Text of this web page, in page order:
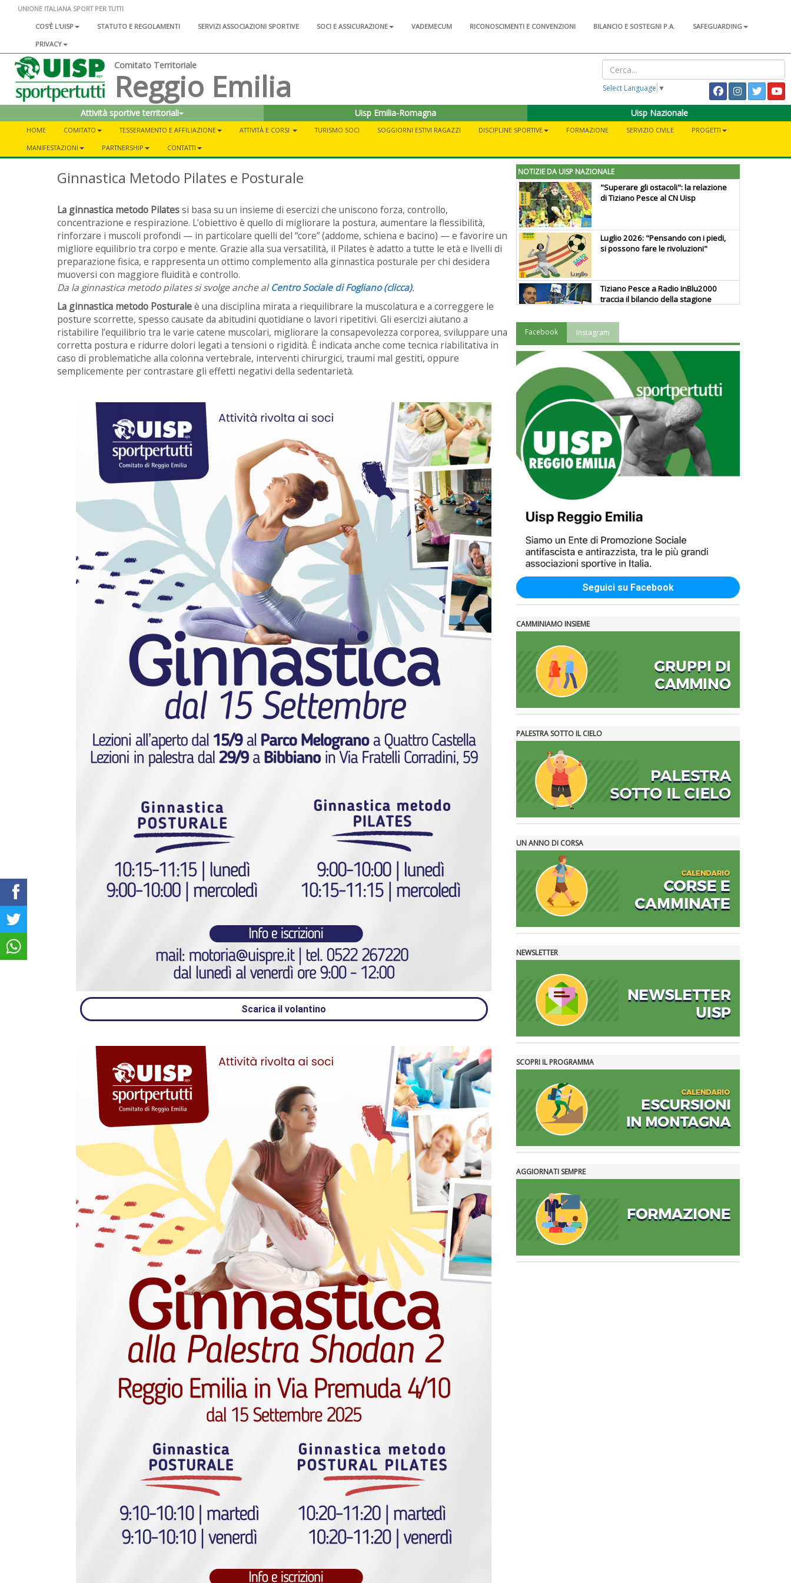
UNIONE ITALIANA SPORT PER TUTTI
COS'È L'UISP
STATUTO E REGOLAMENTI SERVIZI ASSOCIAZIONI SPORTIVE SOCI E ASSICURAZIONE VADEMECUM RICONOSCIMENTI E CONVENZIONI BILANCIO E SOSTEGNI P.A.
SAFEGUARDING
PRIVACY
Comitato Territoriale
Reggio Emilia Select Language ▼
Attività sportive territoriali Uisp Emilia-Romagna Uisp Nazionale
HOME COMITATO TESSERAMENTO E AFFILIAZIONE ATTIVITÀ E CORSI TURISMO SOCI SOGGIORNI ESTIVI RAGAZZI DISCIPLINE SPORTIVE FORMAZIONE SERVIZIO CIVILE
PROGETTI
MANIFESTAZIONI
PARTNERSHIP CONTATTI
Ginnastica Metodo Pilates e Posturale
La ginnastica metodo Pilatessi basa su un insieme di esercizi che uniscono forza, controllo,
concentrazione e respirazione. L’obiettivo è quello di migliorare la postura, aumentare la flessibilità,
rinforzare i muscoli profondi — in particolare quelli del “core” (addome, schiena e bacino) — e favorire un
migliore equilibrio tra corpo e mente. Grazie alla sua versatilità, il Pilates è adatto a tutte le età e livelli di
preparazione fisica, e rappresenta un ottimo complemento alla ginnastica posturale per chi desidera
muoversi con maggiore fluidità e controllo.
Da la ginnastica metodo pilates si svolge anche alCentro Sociale di Fogliano (clicca).
La ginnastica metodo Posturaleè una disciplina mirata a riequilibrare la muscolatura e a correggere le
posture scorrette, spesso causate da abitudini quotidiane o lavori ripetitivi. Gli esercizi aiutano a
ristabilire l’equilibrio tra le varie catene muscolari, migliorare la consapevolezza corporea, sviluppare una
corretta postura e ridurre dolori legati a tensioni o rigidità. È indicata anche come tecnica riabilitativa in
caso di problematiche alla colonna vertebrale, interventi chirurgici, traumi mal gestiti, oppure
semplicemente per contrastare gli effetti negativi della sedentarietà.
Scarica il volantino
NOTIZIE DA UISP NAZIONALE
"Superare gli ostacoli": la relazione
di Tiziano Pesce al CN Uisp
Luglio 2026: "Pensando con i piedi,
si possono fare le rivoluzioni"
Tiziano Pesce a Radio InBlu2000
traccia il bilancio della stagione
valorizzi le nostre specificità"
La formazione Uisp rallenta ma
prosegue anche in estate
Tiziano Pesce nel Cda di
Fondazione Terzjus: prima riunione
a Roma
Facebook Instagram
Seguici su Facebook
CAMMINIAMO INSIEME
PALESTRA SOTTO IL CIELO
UN ANNO DI CORSA
NEWSLETTER
SCOPRI IL PROGRAMMA
AGGIORNATI SEMPRE